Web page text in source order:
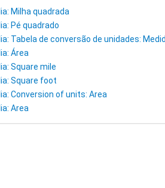
Milha quadrada
Pé quadrado
Tabela de conversão de unidades:
Área
Square mile
Square foot
Conversion of units: Area
Area